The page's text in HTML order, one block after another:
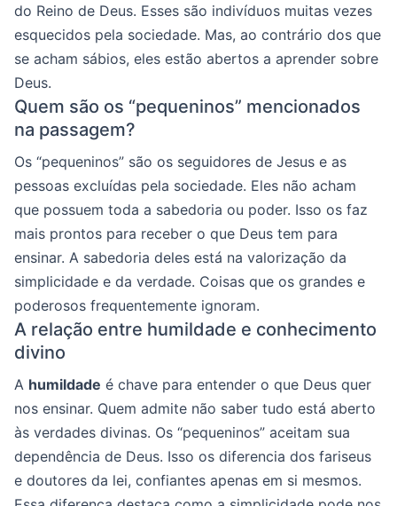
do Reino de Deus. Esses são indivíduos muitas vezes
esquecidos pela sociedade. Mas, ao contrário dos que
se acham sábios, eles estão abertos a aprender sobre
Deus.
Quem são os “pequeninos” mencionados
na passagem?
Os “pequeninos” são os seguidores de Jesus e as
pessoas excluídas pela sociedade. Eles não acham
que possuem toda a sabedoria ou poder. Isso os faz
mais prontos para receber o que Deus tem para
ensinar. A sabedoria deles está na valorização da
simplicidade e da verdade. Coisas que os grandes e
poderosos frequentemente ignoram.
A relação entre humildade e conhecimento
divino
A humildade é chave para entender o que Deus quer
nos ensinar. Quem admite não saber tudo está aberto
às verdades divinas. Os “pequeninos” aceitam sua
dependência de Deus. Isso os diferencia dos fariseus
e doutores da lei, confiantes apenas em si mesmos.